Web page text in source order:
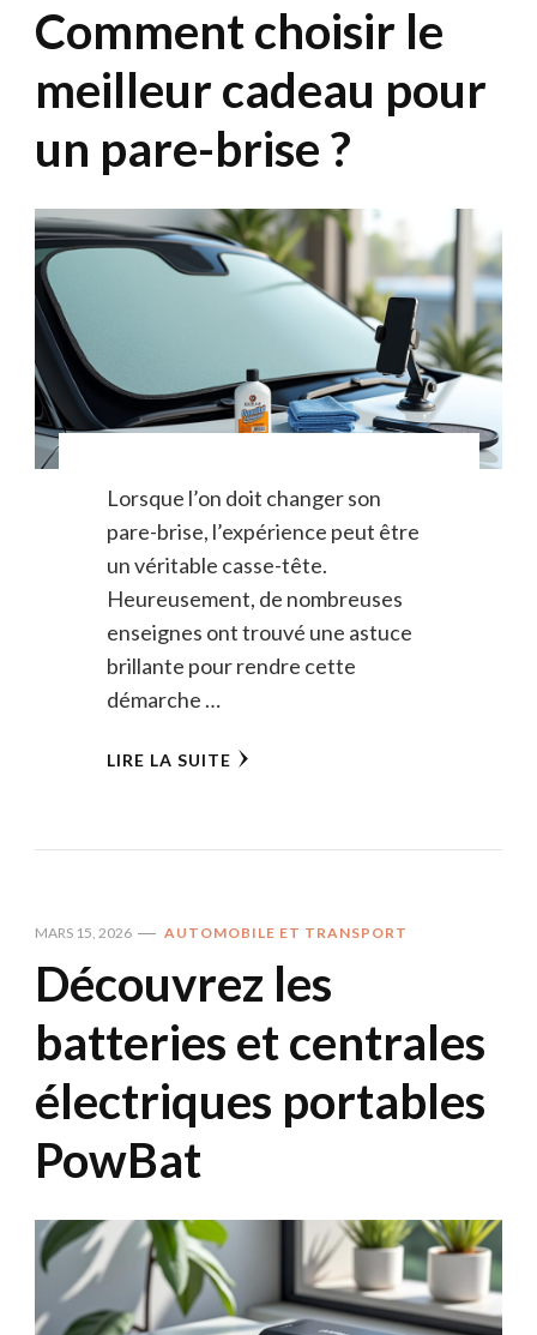
Comment choisir le
meilleur cadeau pour
un pare-brise ?
Lorsque l’on doit changer son
pare-brise, l’expérience peut être
un véritable casse-tête.
Heureusement, de nombreuses
enseignes ont trouvé une astuce
brillante pour rendre cette
démarche …
LIRE LA SUITE
MARS 15, 2026 AUTOMOBILE ET TRANSPORT
Découvrez les
batteries et centrales
électriques portables
PowBat